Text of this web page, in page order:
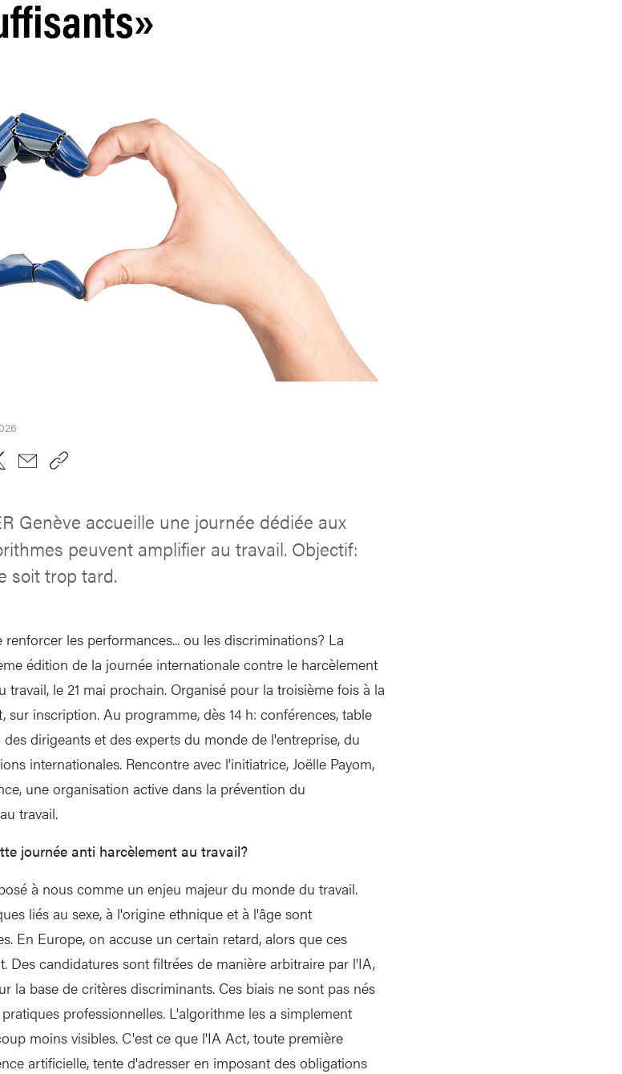
Genève accueille une journée dédiée aux
peuvent amplifier au travail. Objectif:
soit trop tard.
les performances... ou les discriminations? La
édition de la journée internationale contre le harcèlement
le 21 mai prochain. Organisé pour la troisième fois à la
sur inscription. Au programme, dès 14 h: conférences, table
dirigeants et des experts du monde de l'entreprise, du
internationales. Rencontre avec l’initiatrice, Joëlle Payom,
une organisation active dans la prévention du
travail.
journée anti harcèlement au travail?
à nous comme un enjeu majeur du monde du travail.
liés au sexe, à l'origine ethnique et à l'âge sont
En Europe, on accuse un certain retard, alors que ces
Des candidatures sont filtrées de manière arbitraire par l'IA,
la base de critères discriminants. Ces biais ne sont pas nés
professionnelles. L'algorithme les a simplement
moins visibles. C'est ce que l'IA Act, toute première
artificielle, tente d'adresser en imposant des obligations